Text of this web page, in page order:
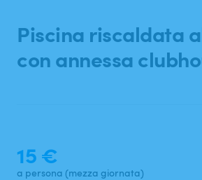
Piscina riscaldata
conannessa
15 €
a persona (mezza giornata)